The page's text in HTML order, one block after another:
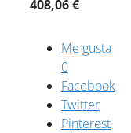
408,06 €
Me gusta
0
Facebook
Twitter
Pinterest